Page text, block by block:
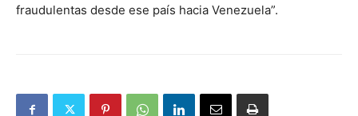
fraudulentas desde ese país hacia Venezuela”.